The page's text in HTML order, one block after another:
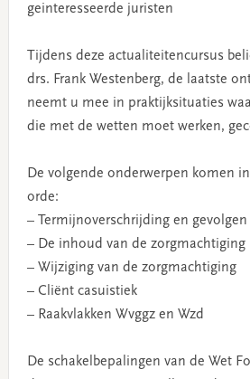
geinteresseerde juristen
Tijdens deze actualiteitencursus
drs. Frank Westenberg, de laatste
neemt u mee in praktijksituaties
die met de wetten moet werken,
De volgende onderwerpen komen
orde:
– Termijnoverschrijding en gevolgen
– De inhoud van de zorgmachtiging
– Wijziging van de zorgmachtiging
– Cliënt casuistiek
– Raakvlakken Wvggz en Wzd
De schakelbepalingen van de Wet